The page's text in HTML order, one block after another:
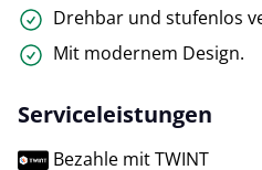
Drehbar und stufenlos
Mit modernem Design.
Serviceleistungen
Bezahle mit TWINT